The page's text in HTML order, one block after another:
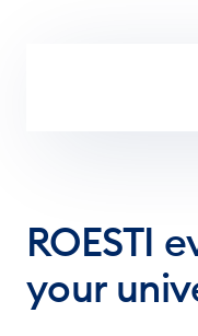
ROESTI
your